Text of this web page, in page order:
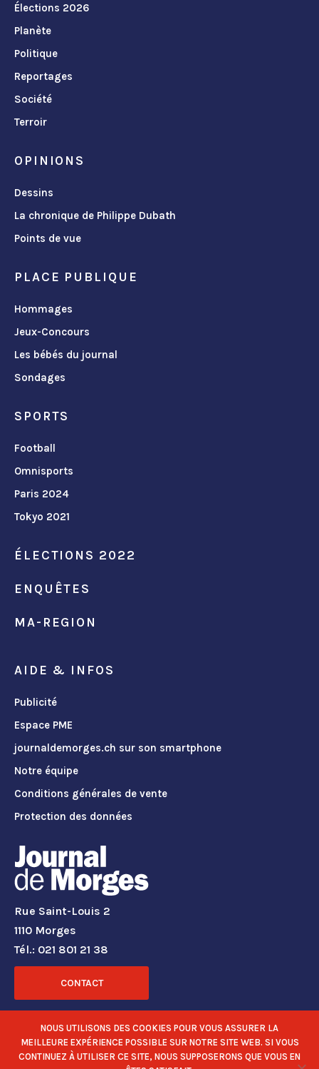
Élections 2026
Planète
Politique
Reportages
Société
Terroir
OPINIONS
Dessins
La chronique de Philippe Dubath
Points de vue
PLACE PUBLIQUE
Hommages
Jeux-Concours
Les bébés du journal
Sondages
SPORTS
Football
Omnisports
Paris 2024
Tokyo 2021
ÉLECTIONS 2022
ENQUÊTES
MA-REGION
AIDE & INFOS
Publicité
Espace PME
journaldemorges.ch sur son smartphone
Notre équipe
Conditions générales de vente
Protection des données
Rue Saint-Louis 2
1110 Morges
Tél.: 021 801 21 38
CONTACT
RÉSEAUX SOCIAUX
NOUS UTILISONS DES COOKIES POUR VOUS ASSURER LA
MEILLEURE EXPÉRIENCE POSSIBLE SUR NOTRE SITE WEB. SI VOUS
CONTINUEZ À UTILISER CE SITE, NOUS SUPPOSERONS QUE VOUS EN